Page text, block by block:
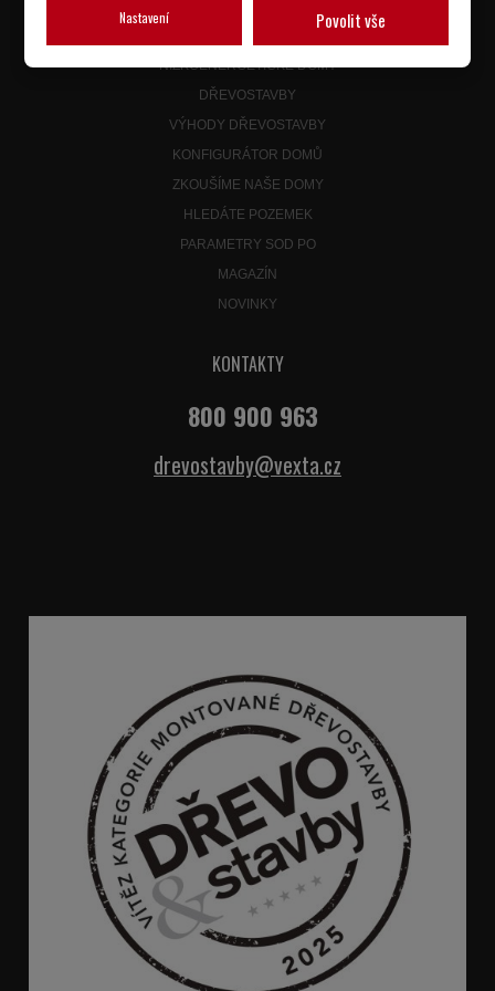
NÍZKOENERGETICKÉ DOMY
DŘEVOSTAVBY
VÝHODY DŘEVOSTAVBY
KONFIGURÁTOR DOMŮ
ZKOUŠÍME NAŠE DOMY
HLEDÁTE POZEMEK
PARAMETRY SOD PO
MAGAZÍN
NOVINKY
KONTAKTY
800 900 963
drevostavby@vexta.cz
Nastavení Povolit vše